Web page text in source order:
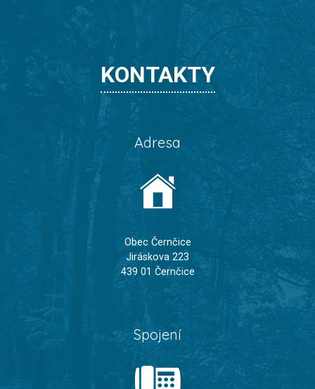
KONTAKTY
Adresa
Obec Černčice
Jiráskova 223
439 01 Černčice
Spojení